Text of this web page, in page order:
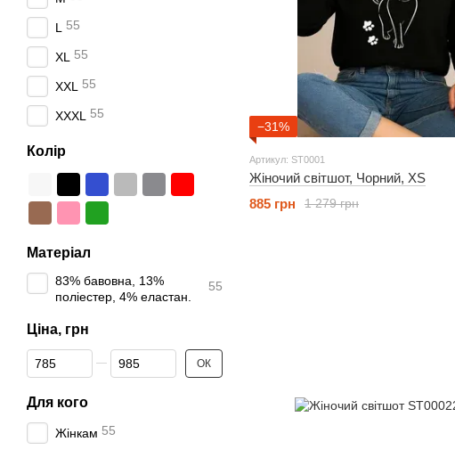
−31%
Артикул: ST0001
Жіночий світшот, Чорний, XS
1 279 грн
885 грн
L 55
XL 55
XXL 55
XXXL 55
Колір
Матеріал
83% бавовна, 13%
поліестер, 4% еластан.
55
Ціна, грн
Від Ціна, грн
До Ціна, грн ОК
Для кого
Жінкам 55